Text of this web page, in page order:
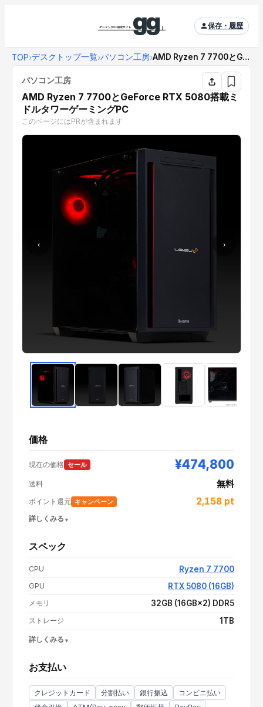
保存・履歴
TOP›デスクトップ一覧›パソコン工房› AMD Ryzen 7 7700とGeForce ...
パソコン工房
AMD Ryzen 7 7700とGeForce RTX 5080搭載ミ
ドルタワーゲーミングPC
このページにはPRが含まれます
‹ ›
価格
現在の価格 セール ¥474,800
送料 無料
ポイント還元 キャンペーン 2,158 pt
詳しくみる
ポイントキャンペーン
支払い額（値引き・送料込み） ¥474,800
スペック
CPU Ryzen 7 7700
GPU RTX 5080 (16GB)
メモリ 32GB (16GB×2) DDR5
ストレージ 1TB
詳しくみる
電源
CPUクーラー 空冷
お支払い
クレジットカード 分割払い 銀行振込
コンビニ払い